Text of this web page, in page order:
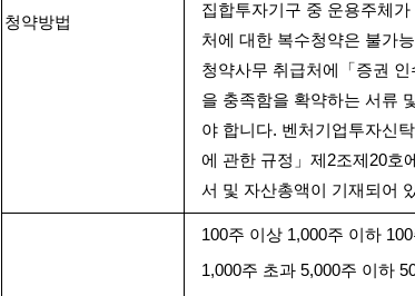
청약방법
집합투자기구 중 운용주체
처에 대한 복수청약은 불가
청약사무 취급처에「증권
을 충족함을 확약하는 서류
야 합니다. 벤처기업투자신
에 관한 규정」제 2조제 20호
서 및 자산총액이 기재되어
100주 이상 1,000주 이하 100
1,000주 초과5,000주 이하